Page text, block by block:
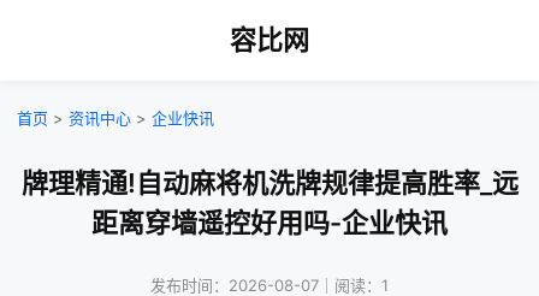
容比网
首页 > 资讯中心 > 企业快讯
牌理精通!自动麻将机洗牌规律提高胜率_远
距离穿墙遥控好用吗-企业快讯
发布时间：2026-08-07｜阅读：1